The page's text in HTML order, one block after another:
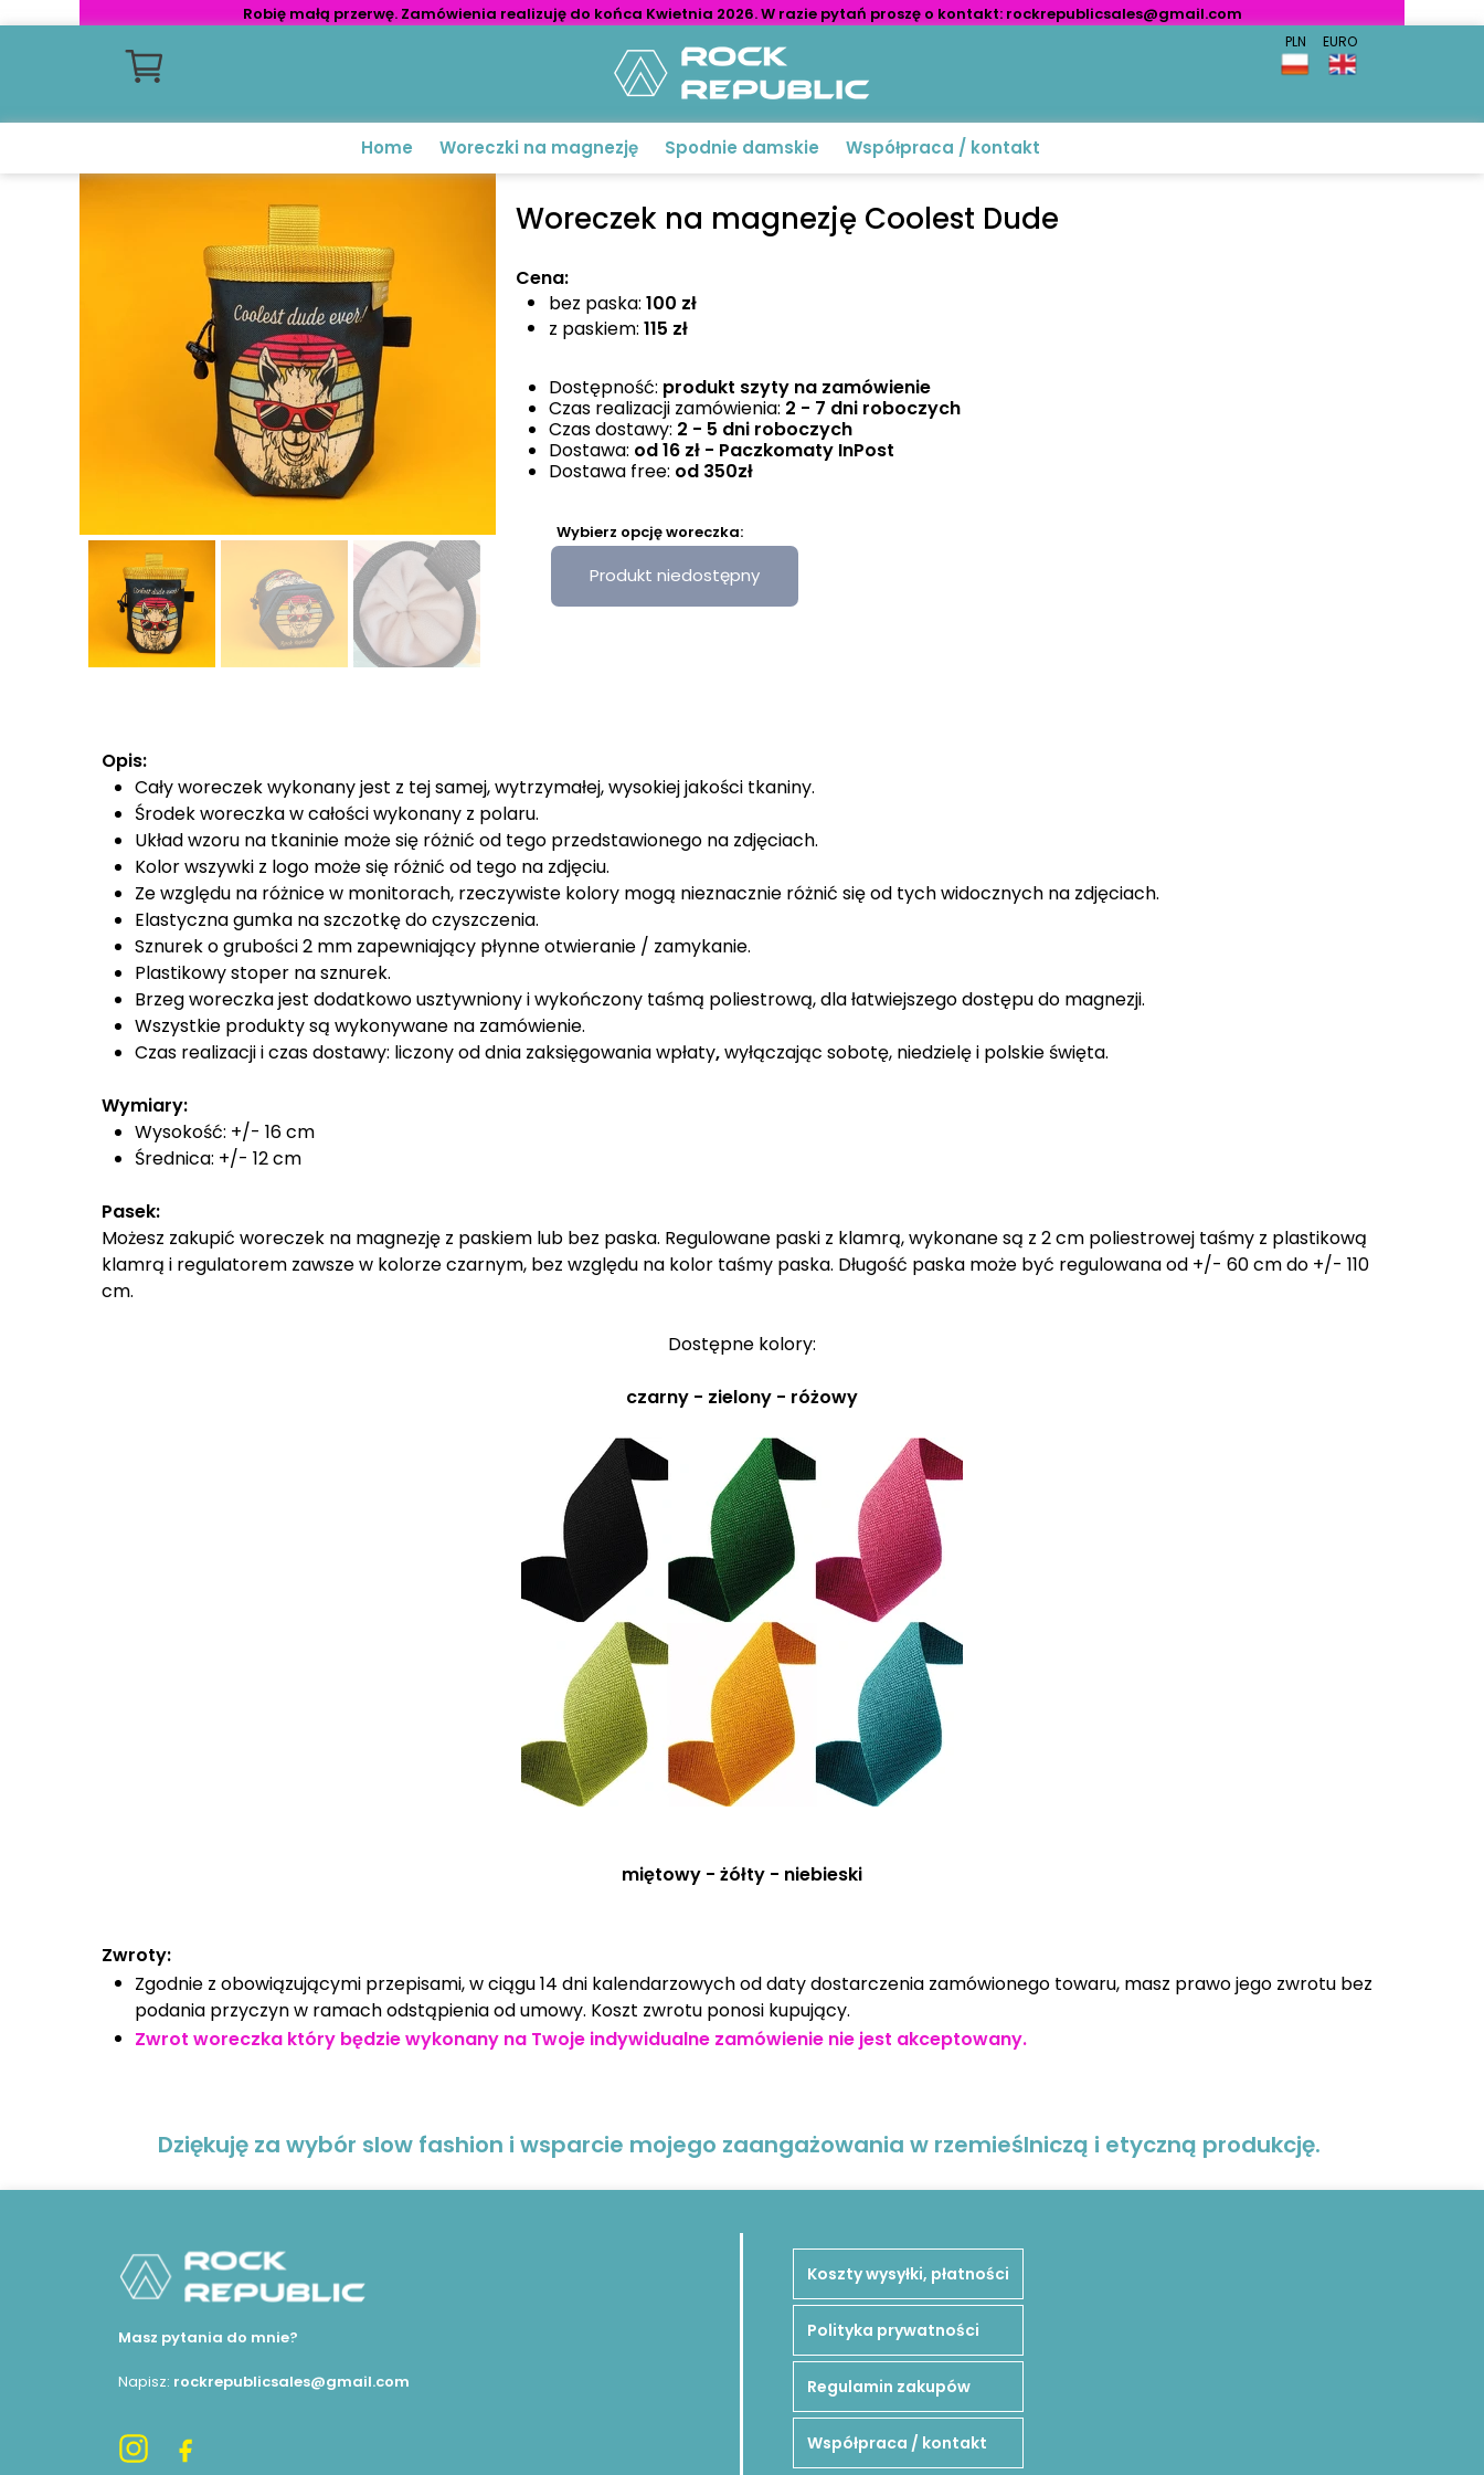
PLN EURO
Robię małą przerwę. Zamówienia realizuję do końca Kwietnia 2026. W razie pytań proszę o kontakt: rockrepublicsales@gmail.com
Home Woreczki na magnezję Spodnie damskie Współpraca / kontakt
Wybierz opcję woreczka:
Produkt niedostępny
Woreczek na magnezję Coolest Dude
Cena:
bez paska: 100 zł
z paskiem: 115 zł
Dostępność: produkt szyty na zamówienie
Czas realizacji zamówienia: 2 - 7 dni roboczych
Czas dostawy: 2 - 5 dni roboczych
Dostawa: od16 zł - Paczkomaty InPost
Dostawa free: od 350zł
Opis:
Cały woreczek wykonany jest z tej samej, wytrzymałej, wysokiej jakości tkaniny.
Środek woreczka w całości wykonany z polaru.
Układ wzoru na tkaninie może się różnić od tego przedstawionego na zdjęciach.
Kolor wszywki z logo może się różnić od tego na zdjęciu.
Ze względu na różnice w monitorach, rzeczywiste kolory mogą nieznacznie różnić się od tych widocznych na zdjęciach.
Elastyczna gumka na szczotkę do czyszczenia.
Sznurek o grubości 2 mm zapewniający płynne otwieranie / zamykanie.
Plastikowy stoper na sznurek.
Brzeg woreczka jest dodatkowo usztywniony i wykończony taśmą poliestrową, dla łatwiejszego dostępu do magnezji.
Wszystkie produkty są wykonywane na zamówienie.
Czas realizacji i czas dostawy: liczony od dnia zaksięgowania wpłaty,wyłączając sobotę, niedzielę i polskie święta.
Wymiary:
Wysokość: +/- 16 cm
Średnica: +/- 12 cm
Pasek:
Możesz zakupić woreczek na magnezję z paskiem lub bez paska. Regulowane paski z klamrą, wykonane są z 2 cm poliestrowej taśmy z plastikową
klamrą i regulatorem zawsze w kolorze czarnym, bez względu na kolor taśmy paska. Długość paska może być regulowana od +/- 60 cm do +/- 110
cm.
Dostępne kolory:
czarny - zielony - różowy
miętowy - żółty - niebieski
Zwroty:
Zgodnie z obowiązującymi przepisami, w ciągu 14 dni kalendarzowych od daty dostarczenia zamówionego towaru, masz prawo jego zwrotu bez
podania przyczyn w ramach odstąpienia od umowy. Koszt zwrotu ponosi kupujący.
Zwrot woreczka który będzie wykonany na Twoje indywidualne zamówienie nie jest akceptowany.
Dziękuję za wybór slow fashion i wsparcie mojego zaangażowania w rzemieślniczą i etyczną produkcję.
Koszty wysyłki, płatności
Polityka prywatności
Regulamin zakupów
Współpraca / kontakt
Masz pytania do mnie?
Napisz: rockrepublicsales@gmail.com